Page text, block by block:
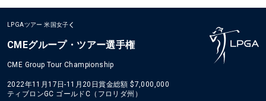
LPGAツアー 米国女子
CMEグループ・ツアー選手権
CME Group Tour Championship
2022年11月17日-11月20日賞金総額 $7,000,000
ティブロンGC ゴールドC（フロリダ州）